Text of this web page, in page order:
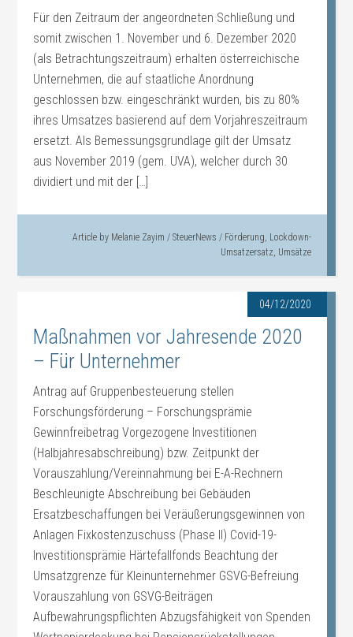
Für den Zeitraum der angeordneten Schließung und
somit zwischen 1. November und 6. Dezember 2020
(als Betrachtungszeitraum) erhalten österreichische
Unternehmen, die auf staatliche Anordnung
geschlossen bzw. eingeschränkt wurden, bis zu 80%
ihres Umsatzes basierend auf dem Vorjahreszeitraum
ersetzt. Als Bemessungsgrundlage gilt der Umsatz
aus November 2019 (gem. UVA), welcher durch 30
dividiert und mit der […]
Article by Melanie Zayim / SteuerNews / Förderung, Lockdown-
Umsatzersatz, Umsätze
04/12/2020
Maßnahmen vor Jahresende 2020
– Für Unternehmer
Antrag auf Gruppenbesteuerung stellen
Forschungsförderung – Forschungsprämie
Gewinnfreibetrag Vorgezogene Investitionen
(Halbjahresabschreibung) bzw. Zeitpunkt der
Vorauszahlung/Vereinnahmung bei E-A-Rechnern
Beschleunigte Abschreibung bei Gebäuden
Ersatzbeschaffungen bei Veräußerungsgewinnen von
Anlagen Fixkostenzuschuss (Phase II) Covid-19-
Investitionsprämie Härtefallfonds Beachtung der
Umsatzgrenze für Kleinunternehmer GSVG-Befreiung
Vorauszahlung von GSVG-Beiträgen
Aufbewahrungspflichten Abzugsfähigkeit von Spenden